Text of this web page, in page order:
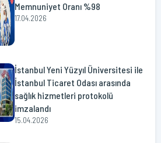
Memnuniyet Oranı %98
17.04.2026
İstanbul Yeni Yüzyıl Üniversitesi ile
İstanbul Ticaret Odası arasında
sağlık hizmetleri protokolü
imzalandı
15.04.2026